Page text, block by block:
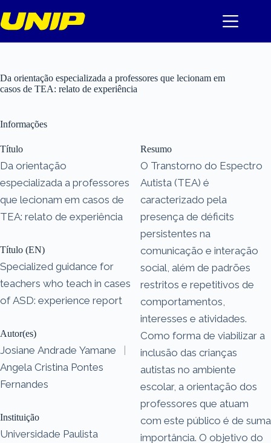
para
o
Da orientação especializada a professores que lecionam em
casos de TEA: relato de experiência
Informações
Título
Da orientação
especializada a professores
que lecionam em casos de
TEA: relato de experiência
Título (EN)
Specialized guidance for
teachers who teach in cases
of ASD: experience report
Autor(es)
Josiane Andrade Yamane
|
Angela Cristina Pontes
Fernandes
Instituição
Universidade Paulista
Resumo
O Transtorno do Espectro
Autista (TEA) é
caracterizado pela
presença de déficits
persistentes na
comunicação e interação
social, além de padrões
restritos e repetitivos de
comportamentos,
interesses e atividades.
Como forma de viabilizar a
inclusão das crianças
autistas no ambiente
escolar, a orientação dos
professores que atuam
com este público é de suma
importância. O objetivo do